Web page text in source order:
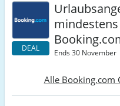
DEAL Ends 30 November
Alle Booking.com